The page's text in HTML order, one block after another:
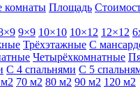
комнаты Площадь
9×9 10×10 10×12 12×12
Трёхэтажные С
Четырёхкомнатные
С 4 спальнями С 5
70 м2 80 м2 90 м2 120 м2